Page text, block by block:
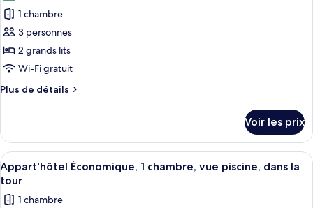
Room
photos
pour
ce
type
chambre :
chambre,
vue
ville,
1 chambre
3 personnes
2 grands lits
Wi-Fi gratuit
Plus de détails
Plus
le
type
de
chambre
Deluxe,
Voir les prix
Afficher
toutes
les
Une chambre à coucher moderne
27
Appart'hôtel Économique, 1 chambre, vue piscine, dans la
tour
1 chambre